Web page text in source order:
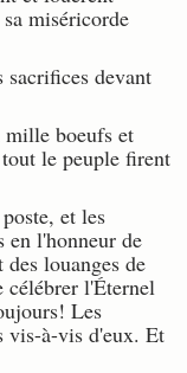
miséricorde
devant
boeufs et
le peuple firent
et les
en l'honneur de
louanges de
célébrer l'Éternel
Les
vis-à-vis d'eux. Et